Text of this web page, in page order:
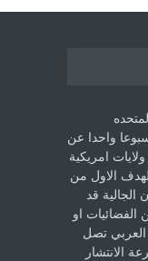
لم ‏تنقطع اسبوعا واحدا عن
امريكية
الاول من
الجالية قد
الفضائيات او
تصل
الانتشار